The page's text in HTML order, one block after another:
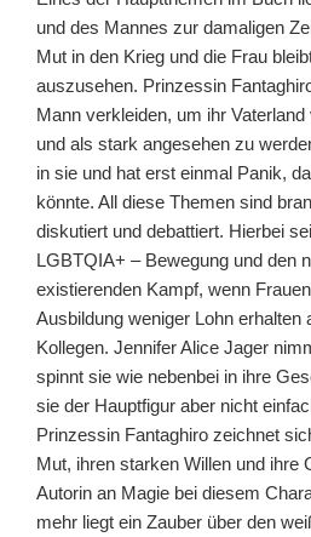
und des Mannes zur damaligen
Mut in den Krieg und die Frau
auszusehen. Prinzessin
Mann verkleiden, um ihr
und als stark angesehen zu
in sie und hat erst einmal Panik,
könnte. All diese Themen sind
diskutiert und debattiert. Hierbei
LGBTQIA+ – Bewegung und den
existierenden Kampf, wenn
Ausbildung weniger Lohn erhalten
Kollegen. Jennifer Alice Jager
spinnt sie wie nebenbei in ihre
sie der Hauptfigur aber nicht
Prinzessin Fantaghiro zeichnet
Mut, ihren starken Willen und ihre
Autorin an Magie bei diesem
mehr liegt ein Zauber über den